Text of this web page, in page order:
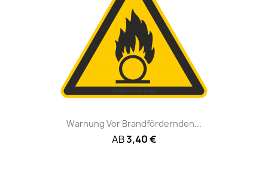
Warnung Vor Brandfördernden...
AB3,40 €